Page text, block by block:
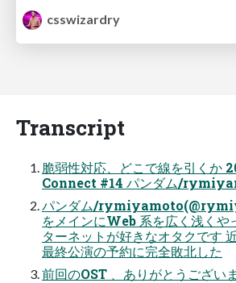
csswizardry
Transcript
脆弱性対応、どこで線を引くか
Connect #14 パンダム/
パンダム/
をメインにWeb 系を広く浅くや
ターネットが好きなオタクです
最終公演の予約に完全敗北した
前回のOST 、ありがとうござい